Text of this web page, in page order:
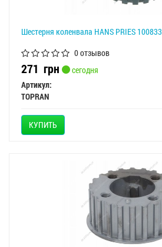
Шестерня коленвала HANS PRIES 100833
0 отзывов
271 грн
сегодня
Артикул:
TOPRAN
КУПИТЬ